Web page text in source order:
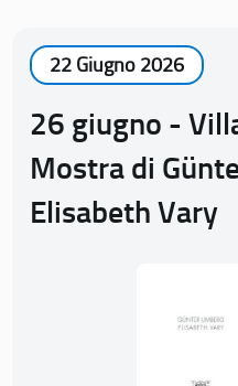
22 Giugno 2026
26 giugno -
Mostra di
Elisabeth Vary